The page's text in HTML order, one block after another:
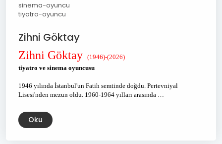
sinema-oyuncu
tiyatro-oyuncu
Zihni Göktay
Zihni Göktay (1946)-(2026)
tiyatro ve sinema oyuncusu
1946 yılında İstanbul'un Fatih semtinde doğdu. Pertevniyal
Lisesi'nden mezun oldu. 1960-1964 yılları arasında …
Oku